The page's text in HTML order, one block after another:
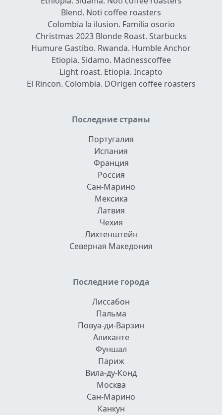
Blend. Noti coffee roasters
Colombia la ilusion. Familia osorio
Christmas 2023 Blonde Roast. Starbucks
Humure Gastibo. Rwanda. Humble Anchor
Etiopia. Sidamo. Madnesscoffee
Light roast. Etiopia. Incapto
El Rincon. Colombia. DOrigen coffee roasters
Последние страны
Португалия
Испания
Франция
Россия
Сан-Марино
Мексика
Латвия
Чехия
Лихтенштейн
Северная Македония
Последние города
Лиссабон
Пальма
Повуа-ди-Варзин
Аликанте
Фуншал
Париж
Вила-ду-Конд
Москва
Сан-Марино
Канкун